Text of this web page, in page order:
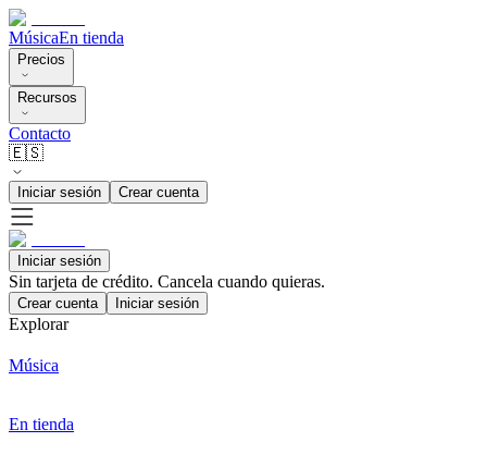
MúsicaEn tienda
Precios
Recursos
Contacto
🇪🇸
Iniciar sesión Crear cuenta
Iniciar sesión
Sin tarjeta de crédito. Cancela cuando quieras.
Crear cuenta Iniciar sesión
Explorar
Música
En tienda